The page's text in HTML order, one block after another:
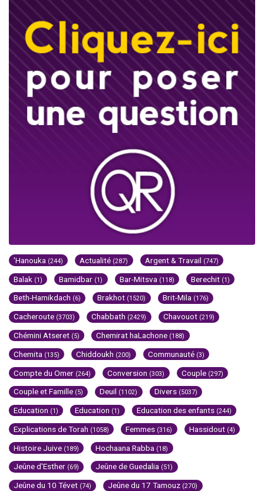
'Hanouka (244) Actualité (287) Argent & Travail (747)
Balak (1) Bamidbar (1) Bar-Mitsva (118) Berechit (1)
Beth-Hamikdach (6) Brakhot (1520) Brit-Mila (176)
Cacheroute (3703) Chabbath (2429) Chavouot (219)
Chémini Atseret (5) Chemirat haLachone (188)
Chemita (135) Chiddoukh (200) Communauté (3)
Compte du Omer (264) Conversion (303) Couple (297)
Couple et Famille (5) Deuil (1102) Divers (5037)
Education (1) Education (1) Education des enfants (244)
Explications de Torah (1058) Femmes (316) Hassidout (4)
Histoire Juive (189) Hochaana Rabba (18)
Jeûne d'Esther (69) Jeûne de Guedalia (51)
Jeûne du 10 Tévet (74) Jeûne du 17 Tamouz (270)